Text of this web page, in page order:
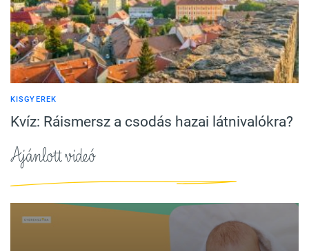
KISGYEREK
Kvíz: Ráismersz a csodás hazai látnivalókra?
Ajánlott videó